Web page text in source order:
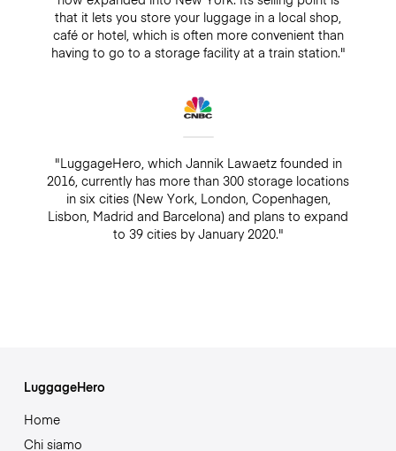
that it lets you store your luggage in a local shop,
café or hotel, which is often more convenient than
having to go to a storage facility at a train station."
"LuggageHero, which Jannik Lawaetz founded in
2016, currently has more than 300 storage locations
in six cities (New York, London, Copenhagen,
Lisbon, Madrid and Barcelona) and plans to expand
to 39 cities by January 2020."
LuggageHero
Home
Chi siamo